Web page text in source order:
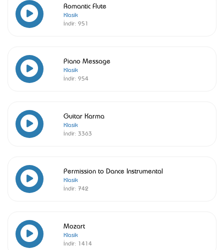
Romantic Flute
Klasik
İndir: 951
Piano Message
Klasik
İndir: 954
Guitar Karma
Klasik
İndir: 3363
Permission to Dance Instrumental
Klasik
İndir: 742
Mozart
Klasik
İndir: 1414